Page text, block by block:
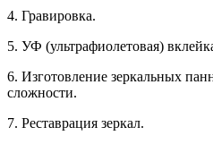
4. Гравировка.
5. УФ (ультрафиолетовая)
6. Изготовление зеркальных
сложности.
7. Реставрация зеркал.